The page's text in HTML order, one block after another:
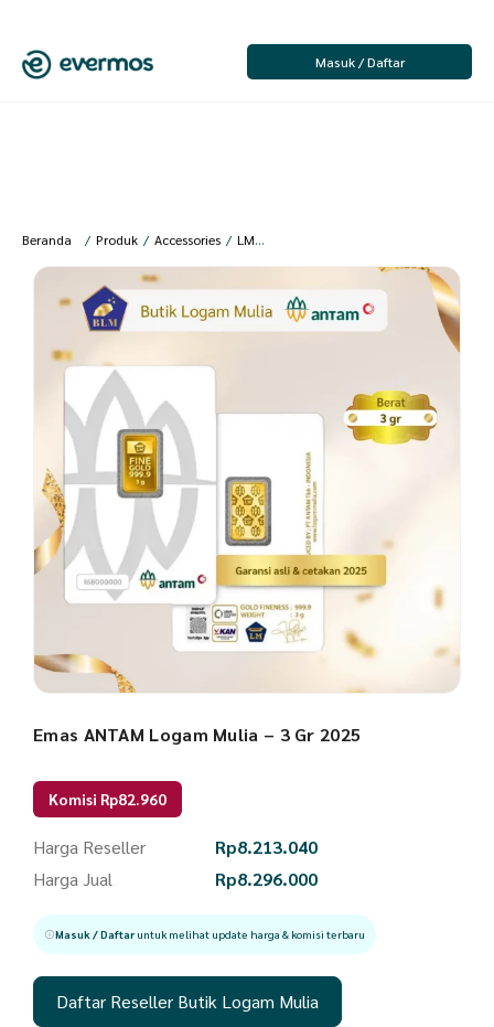
Masuk / Daftar
Beranda / Produk / Accessories / LME
Emas ANTAM Logam Mulia – 3 Gr 2025
Komisi Rp82.960
Harga Reseller Rp8.213.040
Harga Jual
Rp8.296.000
Masuk / Daftaruntuk melihat update harga & komisi terbaru
Daftar Reseller Butik Logam Mulia